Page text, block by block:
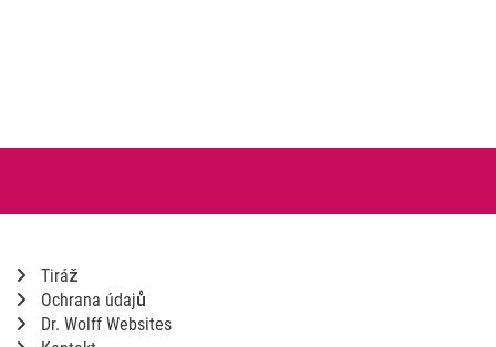
Tiráž
Ochrana údajů
Dr. Wolff Websites